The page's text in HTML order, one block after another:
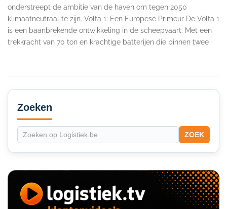
onderstreept de ambitie van de haven om tegen 2050
klimaatneutraal te zijn. Volta 1: Een Europese Primeur De Volta 1
is een baanbrekende ontwikkeling in de scheepvaart. Met een
trekkracht van 70 ton en krachtige batterijen die binnen twee
Secondary
Sidebar
Zoeken
ZOEK